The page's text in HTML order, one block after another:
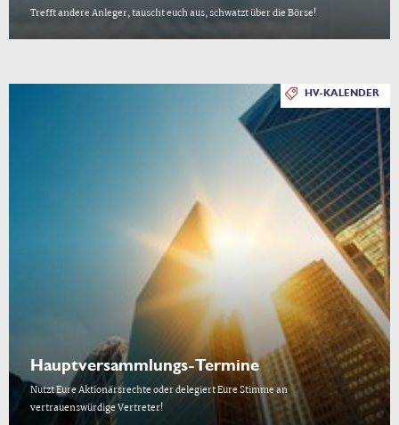
Trefft andere Anleger, tauscht euch aus, schwatzt über die Börse!
HV-KALENDER
Hauptversammlungs-Termine
Nutzt Eure Aktionärsrechte oder delegiert Eure Stimme an
vertrauenswürdige Vertreter!